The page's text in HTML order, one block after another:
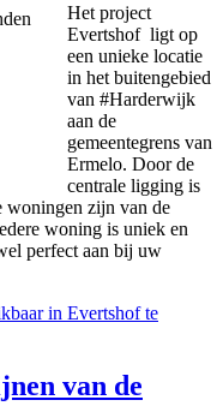
Het project
Evertshof ligt op
een unieke locatie
in het buitengebied
van #Harderwijk
aan de
gemeentegrens van
Ermelo. Door de
centrale ligging is
woningen zijn van de
woning is uniek en
perfect aan bij uw
in Evertshof te
van de